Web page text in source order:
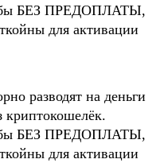
БЕЗ ПРЕДОПЛАТЫ,
для активации
разводят на деньги
криптокошелёк.
БЕЗ ПРЕДОПЛАТЫ,
для активации